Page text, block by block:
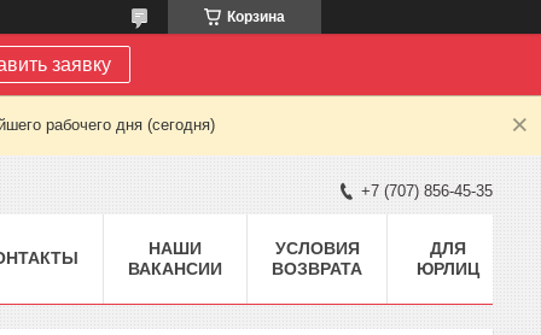
Корзина
заявку
рабочего дня (сегодня)
+7 (707) 856-45-35
НАШИ
ВАКАНСИИ
УСЛОВИЯ
ВОЗВРАТА
ДЛЯ
ЮРЛИЦ